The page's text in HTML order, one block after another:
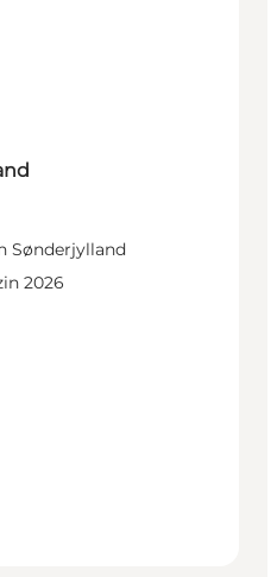
Sønderjylland
2026